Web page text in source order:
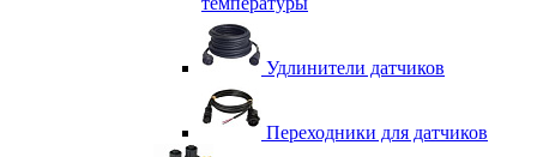
Удлинители датчиков
Переходники для датчиков